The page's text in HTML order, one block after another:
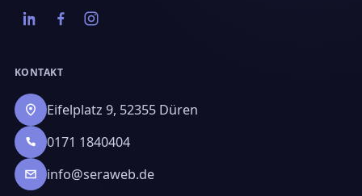
KONTAKT
Eifelplatz 9, 52355 Düren
0171 1840404
info@seraweb.de